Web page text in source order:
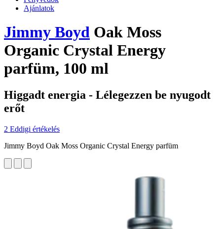
Ajánlatok
Jimmy Boyd Oak Moss
Organic Crystal Energy
parfüm, 100 ml
Higgadt energia - Lélegezzen be nyugodt
erőt
2 Eddigi értékelés
Jimmy Boyd Oak Moss Organic Crystal Energy parfüm